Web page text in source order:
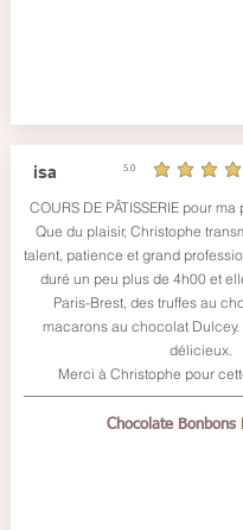
isa 5.0
la note moyenne est 5 sur 5
COURS DE PÂTISSERIE pour
Que du plaisir, Christophe
talent, patience et grand
duré un peu plus de 4h00 et
Paris-Brest, des truffes au
macarons au chocolat Dulcey.
délicieux.
Merci à Christophe pour
Chocolate Bonbons